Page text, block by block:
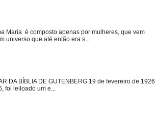
Maria é composto apenas por mulheres, que vem
universo que até então era s...
DA BÍBLIA DE GUTENBERG 19 de fevereiro de 1926
foi leiloado um e...